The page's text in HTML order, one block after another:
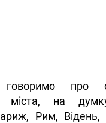
про
міста, на
Рим, Відень,